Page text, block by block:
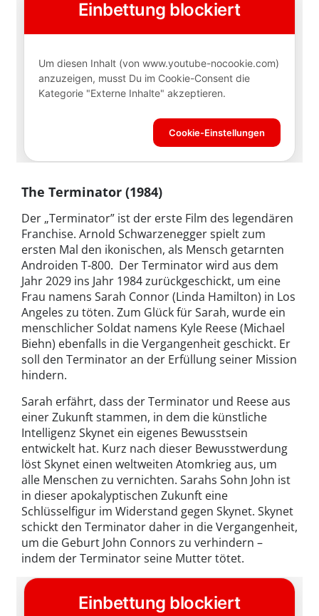
The Terminator (1984)
Der „Terminator” ist der erste Film des legendären
Franchise. Arnold Schwarzenegger spielt zum
ersten Mal den ikonischen, als Mensch getarnten
Androiden T-800. Der Terminator wird aus dem
Jahr 2029 ins Jahr 1984 zurückgeschickt, um eine
Frau namens Sarah Connor (Linda Hamilton) in Los
Angeles zu töten. Zum Glück für Sarah, wurde ein
menschlicher Soldat namens Kyle Reese (Michael
Biehn) ebenfalls in die Vergangenheit geschickt. Er
soll den Terminator an der Erfüllung seiner Mission
hindern.
Sarah erfährt, dass der Terminator und Reese aus
einer Zukunft stammen, in dem die künstliche
Intelligenz Skynet ein eigenes Bewusstsein
entwickelt hat. Kurz nach dieser Bewusstwerdung
löst Skynet einen weltweiten Atomkrieg aus, um
alle Menschen zu vernichten. Sarahs Sohn John ist
in dieser apokalyptischen Zukunft eine
Schlüsselfigur im Widerstand gegen Skynet. Skynet
schickt den Terminator daher in die Vergangenheit,
um die Geburt John Connors zu verhindern –
indem der Terminator seine Mutter tötet.